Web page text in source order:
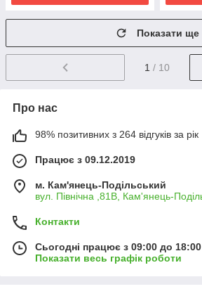
Показати ще
1 / 10
Про нас
98% позитивних з 264 відгуків за рік
Працює з 09.12.2019
м. Кам'янець-Подільський
вул. Північна ,81В, Кам'янець-
Контакти
Сьогодні працює з 09:00 до 18:00
Показати весь графік роботи